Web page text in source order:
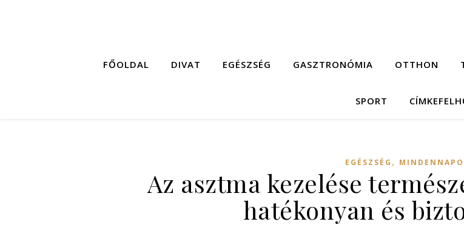
FŐOLDAL DIVAT EGÉSZSÉG GASZTRONÓMIA OTTHON
SPORT
EGÉSZSÉG ,
Az asztma kezelése
hatékonyan és